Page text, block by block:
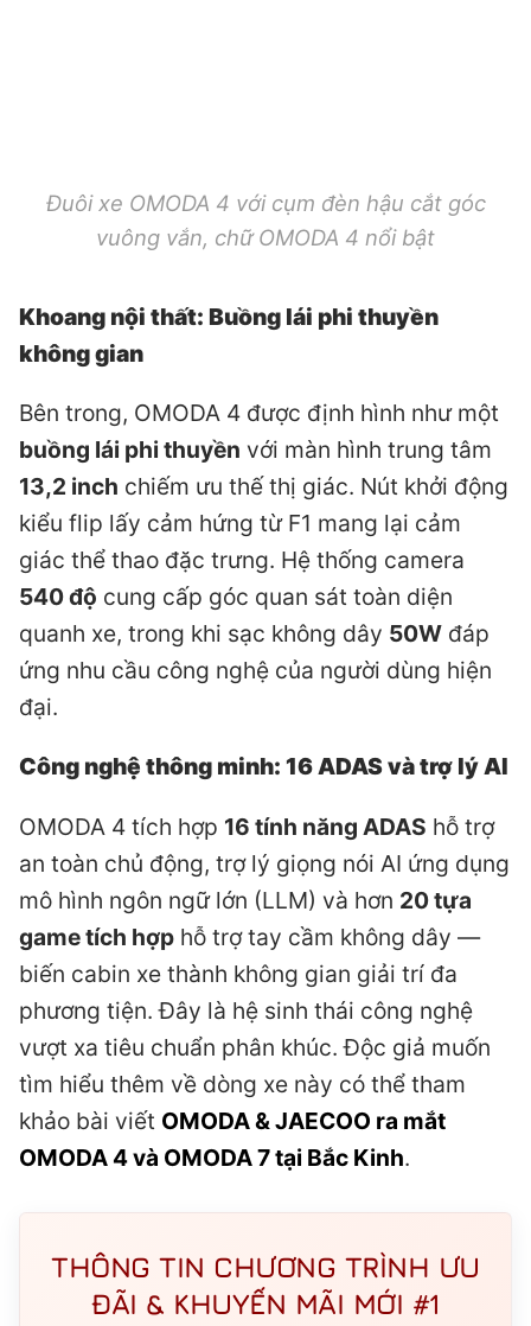
Đuôi xe OMODA 4 với cụm đèn hậu cắt góc
vuông vắn, chữ OMODA 4 nổi bật
Khoang nội thất: Buồng lái phi thuyền
không gian
Bên trong, OMODA 4 được định hình như một
buồng lái phi thuyền với màn hình trung tâm
13,2 inch chiếm ưu thế thị giác. Nút khởi động
kiểu flip lấy cảm hứng từ F1 mang lại cảm
giác thể thao đặc trưng. Hệ thống camera
540 độ cung cấp góc quan sát toàn diện
quanh xe, trong khi sạc không dây 50W đáp
ứng nhu cầu công nghệ của người dùng hiện
đại.
Công nghệ thông minh: 16 ADAS và trợ lý AI
OMODA 4 tích hợp 16 tính năng ADAS hỗ trợ
an toàn chủ động, trợ lý giọng nói AI ứng dụng
mô hình ngôn ngữ lớn (LLM) và hơn 20 tựa
game tích hợp hỗ trợ tay cầm không dây —
biến cabin xe thành không gian giải trí đa
phương tiện. Đây là hệ sinh thái công nghệ
vượt xa tiêu chuẩn phân khúc. Độc giả muốn
tìm hiểu thêm về dòng xe này có thể tham
khảo bài viết OMODA & JAECOO ra mắt
OMODA 4 và OMODA 7 tại Bắc Kinh.
THÔNG TIN CHƯƠNG TRÌNH ƯU
ĐÃI & KHUYẾN MÃI MỚI #1